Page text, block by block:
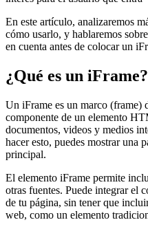
En este artículo, analizaremos
cómo usarlo, y hablaremos
en cuenta antes de colocar un
¿Qué es un iFrame?
Un iFrame es un marco (frame)
componente de un elemento
documentos, videos y medios
hacer esto, puedes mostrar una
principal.
El elemento iFrame permite
otras fuentes. Puede integrar el
de tu página, sin tener que
web, como un elemento